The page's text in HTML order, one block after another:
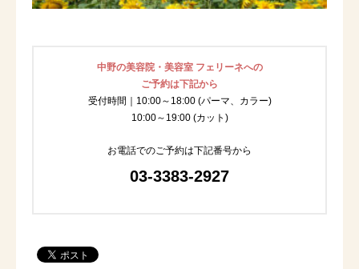
中野の美容院・美容室 フェリーネへの
ご予約は下記から
受付時間｜10:00～18:00 (パーマ、カラー)
10:00～19:00 (カット)
お電話でのご予約は下記番号から
03-3383-2927